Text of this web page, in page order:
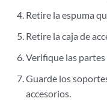
Retire la espuma
Retire la caja de
Verifique las
Guarde los
accesorios.